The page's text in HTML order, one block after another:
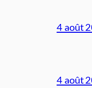
4 août
4 août